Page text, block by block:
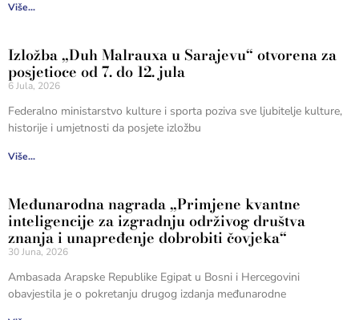
Više...
Izložba „Duh Malrauxa u Sarajevu“ otvorena za
posjetioce od 7. do 12. jula
6 Jula, 2026
Federalno ministarstvo kulture i sporta poziva sve ljubitelje kulture,
historije i umjetnosti da posjete izložbu
Više...
Međunarodna nagrada „Primjene kvantne
inteligencije za izgradnju održivog društva
znanja i unapređenje dobrobiti čovjeka“
30 Juna, 2026
Ambasada Arapske Republike Egipat u Bosni i Hercegovini
obavjestila je o pokretanju drugog izdanja međunarodne